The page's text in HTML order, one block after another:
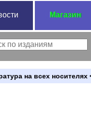
Магазин
на всех носителях